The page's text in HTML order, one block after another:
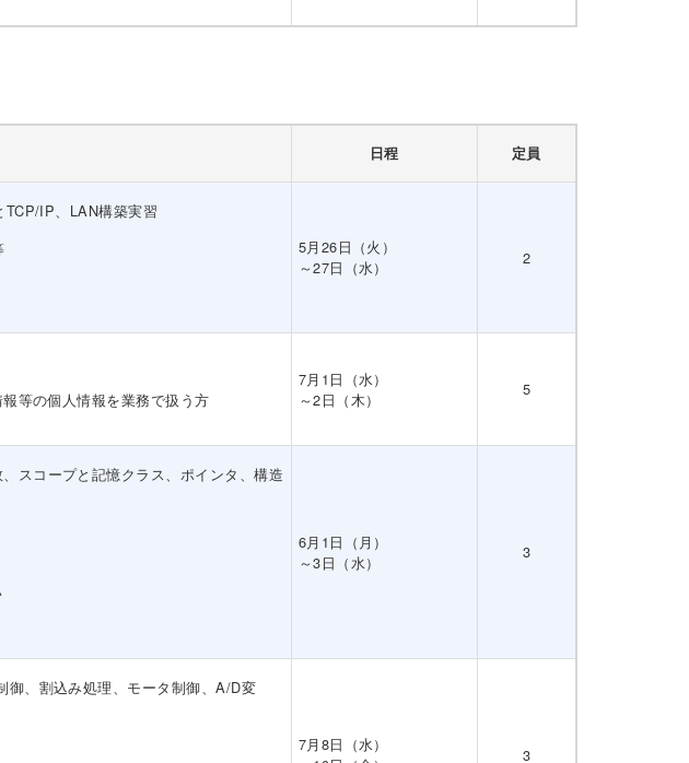
日程 定員
TCP/IP、LAN構築実習
5月26日（火）
～27日（水）
2
等の個人情報を業務で扱う方
7月1日（水）
～2日（木）
5
スコープと記憶クラス、ポインタ、構造
6月1日（月）
～3日（水）
3
御、割込み処理、モータ制御、A/D変
7月8日（水）
3